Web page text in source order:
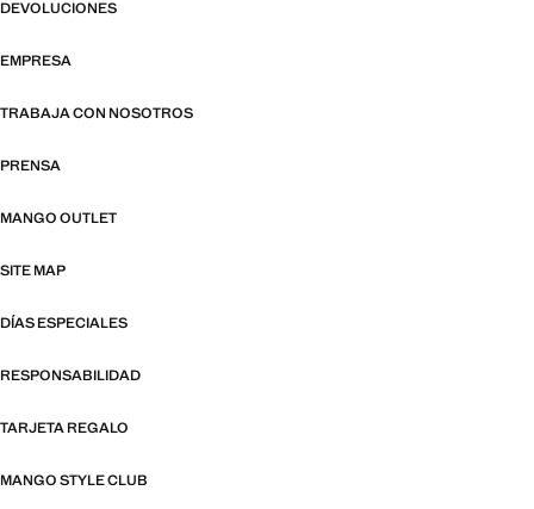
DEVOLUCIONES
EMPRESA
TRABAJA CON NOSOTROS
PRENSA
MANGO OUTLET
SITE MAP
DÍAS ESPECIALES
RESPONSABILIDAD
TARJETA REGALO
MANGO STYLE CLUB